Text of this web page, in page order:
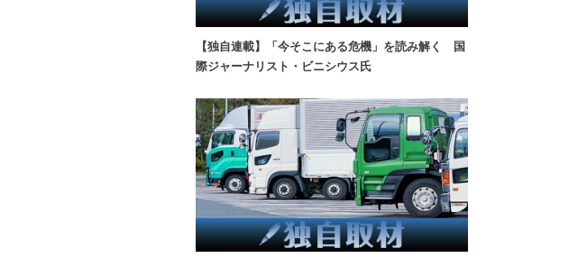
【独自連載】「今そこにある危機」を読み解く 国
際ジャーナリスト・ビニシウス氏